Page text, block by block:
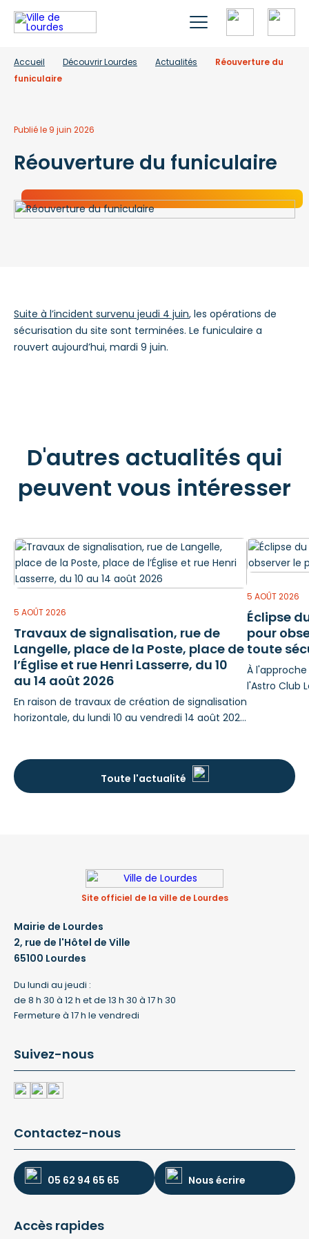
Accueil Découvrir Lourdes Actualités
Réouverture du
funiculaire
Publié le 9 juin 2026
Réouverture du funiculaire
Suite à l’incident survenu jeudi 4 juin, les opérations de
sécurisation du site sont terminées. Le funiculaire a
rouvert aujourd’hui, mardi 9 juin.
D'autres actualités qui
peuvent vous intéresser
5 AOÛT 2026
Travaux de signalisation, rue de
Langelle, place de la Poste, place de
l’Église et rue Henri Lasserre, du 10
au 14 août 2026
En raison de travaux de création de signalisation
horizontale, du lundi 10 au vendredi 14 août 2026
de la Ville de Lourdes, des perturbations de
stationnement et de circulation seront à
prévoir : STATIONNEMENT Pendant la période
5 AOÛT 2026
Éclipse
pour
toute
À
l'Astro Club
Et en fin
vous
Même
Toute l'actualité
Site officiel de la ville de Lourdes
Mairie de Lourdes
2, rue de l'Hôtel de Ville
65100 Lourdes
Du lundi au jeudi :
de 8 h 30 à 12 h et de 13 h 30 à 17 h 30
Fermeture à 17 h le vendredi
Suivez-nous
Contactez-nous
05 62 94 65 65 Nous écrire
Accès rapides